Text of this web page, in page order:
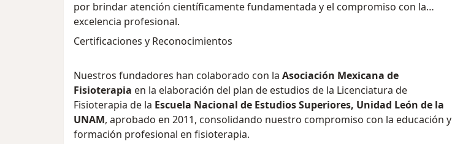
por brindar atención científicamente fundamentada y el compromiso con la
excelencia profesional.
Certificaciones y Reconocimientos
Nuestros fundadores han colaborado con la Asociación Mexicana de
Fisioterapia en la elaboración del plan de estudios de la Licenciatura de
Fisioterapia de la Escuela Nacional de Estudios Superiores, Unidad León de la
UNAM, aprobado en 2011, consolidando nuestro compromiso con la educación y
formación profesional en fisioterapia.